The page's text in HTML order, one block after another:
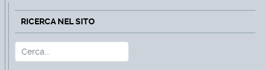
RICERCA NEL SITO
Cerca Type 2 or more characters for